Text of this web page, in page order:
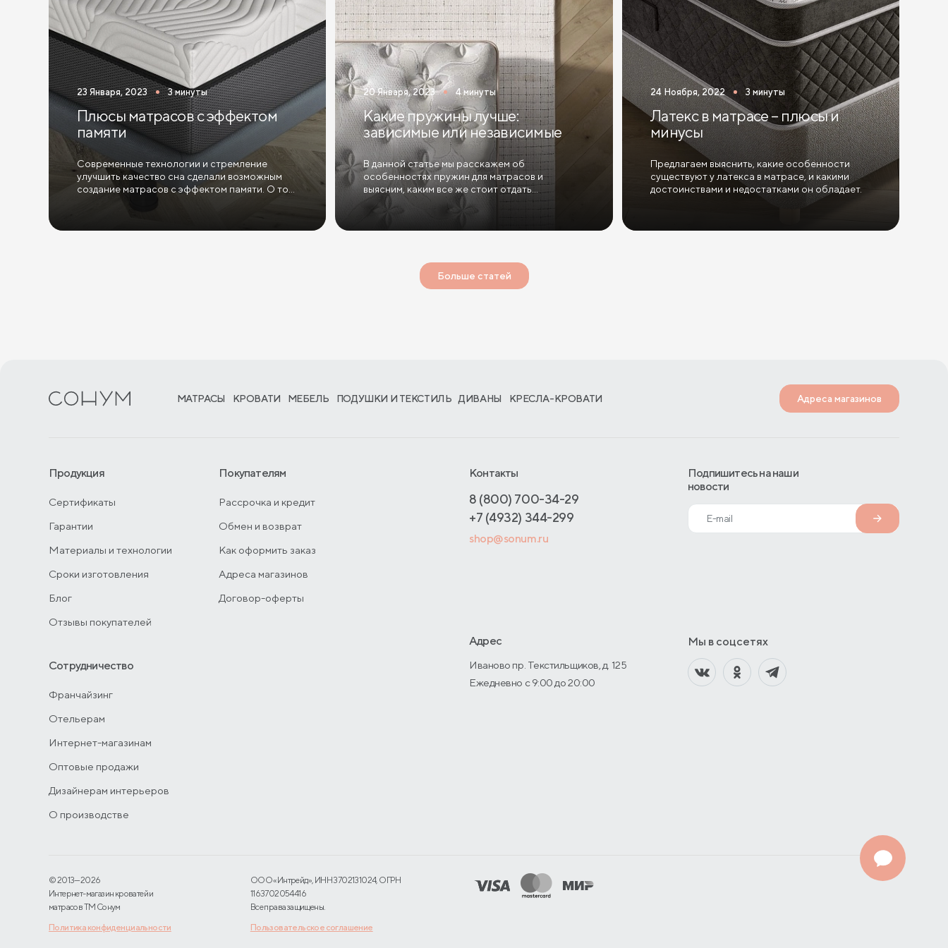
23 Января, 2023 3 минуты
Плюсы матрасов с эффектом
памяти
Современные технологии и стремление
улучшить качество сна сделали возможным
создание матрасов с эффектом памяти. О том,
20 Января, 2023 4 минуты
Какие пружины лучше:
зависимые или независимые
В данной статье мы расскажем об
особенностях пружин для матрасов и
выясним, каким все же стоит отдать
предпочтение: зависимым или независимым.
24 Ноября, 2022 3 минуты
Латекс в матрасе – плюсы и
минусы
Предлагаем выяснить, какие особенности
существуют у латекса в матрасе, и какими
достоинствами и недостатками он обладает.
Больше статей
МАТРАСЫ КРОВАТИ МЕБЕЛЬ ПОДУШКИ И ТЕКСТИЛЬ ДИВАНЫ КРЕСЛА-КРОВАТИ Адреса магазинов
Продукция
Сертификаты
Гарантии
Материалы и технологии
Сроки изготовления
Блог
Отзывы покупателей
Покупателям
Рассрочка и кредит
Обмен и возврат
Как оформить заказ
Адреса магазинов
Договор-оферты
Сотрудничество
Франчайзинг
Отельерам
Интернет-магазинам
Оптовые продажи
Дизайнерам интерьеров
О производстве
Контакты
8 (800) 700-34-29
+7 (4932) 344-299
shop@sonum.ru
Адрес
Иваново пр. Текстильщиков, д. 125
Ежедневно с 9:00 до 20:00
Подпишитесь на наши
новости
Мы в соцсетях
© 2013—2026
Интернет-магазин кроватей и
матрасов TM Сонум
Политика конфиденциальности
ООО «Интрейд», ИНН 3702131024, ОГРН
1163702054416
Все права защищены.
Пользовательское соглашение